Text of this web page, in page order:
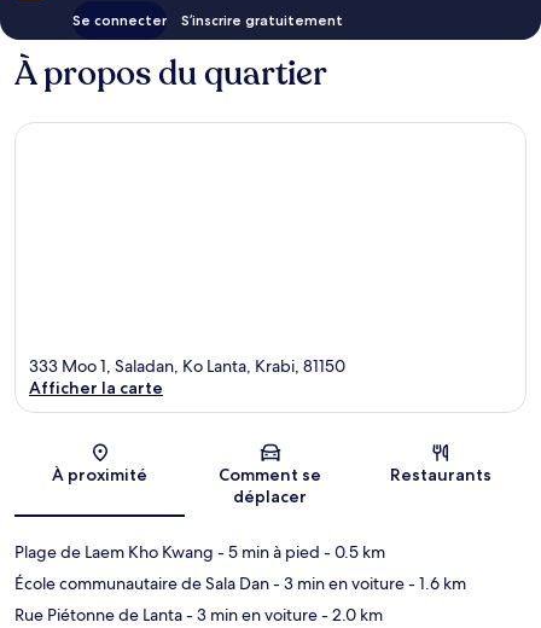
Se connecter S’inscrire gratuitement
À propos du quartier
Carte
333 Moo 1, Saladan, Ko Lanta, Krabi, 81150
Afficher la carte
À proximité
Comment se
déplacer
Restaurants
Plage de Laem Kho Kwang - 5 min à pied - 0.5 km
École communautaire de Sala Dan- 3 min en voiture- 1.6 km
Rue Piétonne de Lanta- 3 min en voiture- 2.0 km